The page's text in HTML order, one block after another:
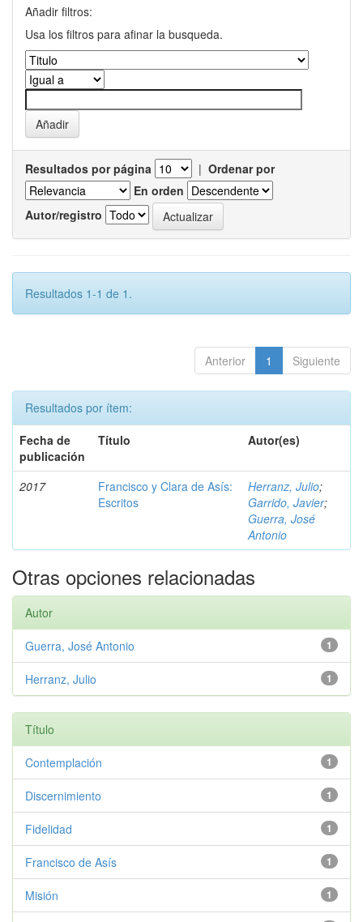
Añadir filtros:
Usa los filtros para afinar la busqueda.
Resultados por página | Ordenar por
En orden
Autor/registro
Resultados 1-1 de 1.
Anterior 1 Siguiente
Resultados por ítem:
Fecha de
publicación
Título Autor(es)
2017
Francisco y Clara de Asís:
Escritos
Herranz, Julio;
Garrido, Javier;
Guerra, José
Antonio
Otras opciones relacionadas
Autor
1
Guerra, José Antonio
1
Herranz, Julio
Título
1
Contemplación
1
Discernimiento
1
Fidelidad
1
Francisco de Asís
1
Misión